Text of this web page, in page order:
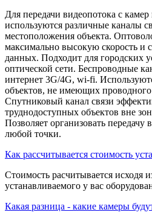
Для передачи видеопотока с
используются различные каналы
местоположения объекта.
максимально высокую скорость и
данных. Подходит для городских
оптической сети. Беспроводные
интернет 3G/4G, wi-fi.
объектов, не имеющих
Спутниковый канал связи
труднодоступных объектов вне
Позволяет организовать передачу
любой точки.
Как рассчитывается стоимость
Стоимость расчитывается исходя
устанавливаемого у вас
Какая разница - какие камеры